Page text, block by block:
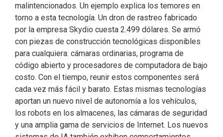
malintencionados. Un ejemplo explica los temores en
torno a esta tecnología. Un dron de rastreo fabricado
por la empresa Skydio cuesta 2.499 dólares. Se armó
con piezas de construcción tecnológicas disponibles
para cualquiera: cámaras ordinarias, programa de
código abierto y procesadores de computadora de bajo
costo. Con el tiempo, reunir estos componentes será
cada vez más fácil y barato. Estas mismas tecnologías
aportan un nuevo nivel de autonomía a los vehículos,
los robots en los almacenes, las cámaras de seguridad
y una amplia gama de servicios de Internet. Los nuevos